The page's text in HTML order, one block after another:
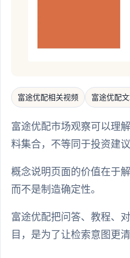
富途优配相关视频 富途优配文
富途优配市场观察可以理
料集合，不等同于投资建议
概念说明页面的价值在于
而不是制造确定性。
富途优配把问答、教程、
目，是为了让检索意图更清